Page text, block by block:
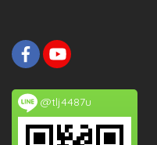
@tlj4487u